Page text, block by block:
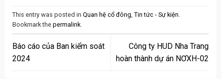
This entry was posted in Quan hệ cổ đông Tin tức - Sự kiện
Bookmark the permalink
Báo cáo của Ban kiểm soát
2024
Công ty HUD Nha Trang
hoàn thành dự án NƠXH-02